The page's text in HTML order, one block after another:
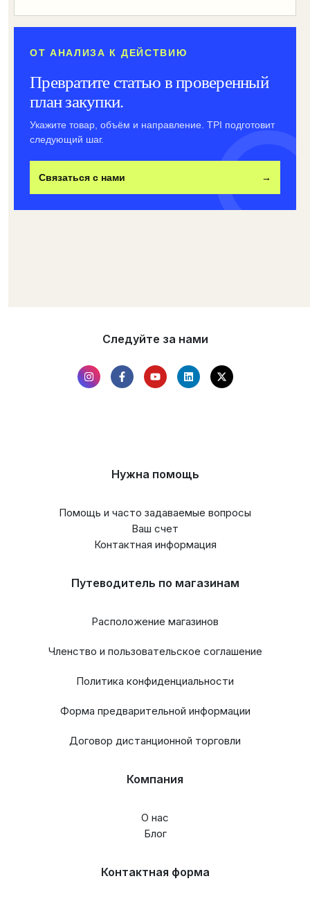
ОТ АНАЛИЗА К ДЕЙСТВИЮ
Превратите статью в проверенный
план закупки.
Укажите товар, объём и направление. TPI подготовит
следующий шаг.
Связаться с нами →
Следуйте за нами
Нужна помощь
Помощь и часто задаваемые вопросы
Ваш счет
Контактная информация
Путеводитель по магазинам
Расположение магазинов
Членство и пользовательское соглашение
Политика конфиденциальности
Форма предварительной информации
Договор дистанционной торговли
Компания
О нас
Блог
Контактная форма